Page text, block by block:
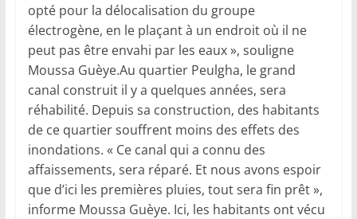
opté pour la délocalisation du groupe
électrogène, en le plaçant à un endroit où il ne
peut pas être envahi par les eaux », souligne
Moussa Guèye.Au quartier Peulgha, le grand
canal construit il y a quelques années, sera
réhabilité. Depuis sa construction, des habitants
de ce quartier souffrent moins des effets des
inondations. « Ce canal qui a connu des
affaissements, sera réparé. Et nous avons espoir
que d’ici les premières pluies, tout sera fin prêt »,
informe Moussa Guèye. Ici, les habitants ont vécu